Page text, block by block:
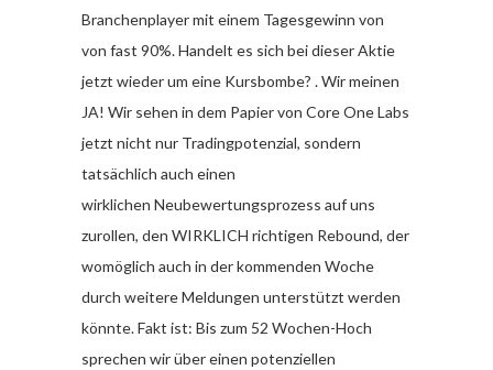
Branchenplayer mit einem Tagesgewinn von
von fast 90%. Handelt es sich bei dieser Aktie
jetzt wieder um eine Kursbombe? . Wir meinen
JA! Wir sehen in dem Papier von Core One Labs
jetzt nicht nur Tradingpotenzial, sondern
tatsächlich auch einen
wirklichen Neubewertungsprozess auf uns
zurollen, den WIRKLICH richtigen Rebound, der
womöglich auch in der kommenden Woche
durch weitere Meldungen unterstützt werden
könnte. Fakt ist: Bis zum 52 Wochen-Hoch
sprechen wir über einen potenziellen